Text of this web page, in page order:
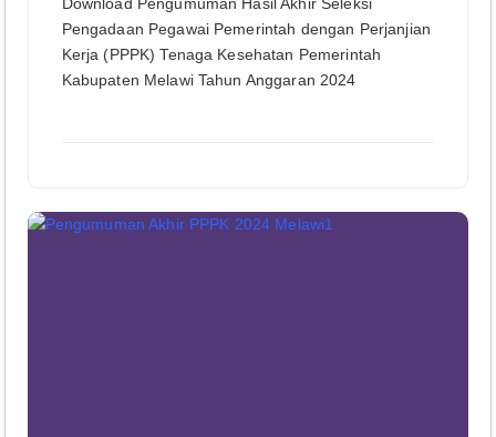
Download Pengumuman Hasil Akhir Seleksi
Pengadaan Pegawai Pemerintah dengan Perjanjian
Kerja (PPPK) Tenaga Kesehatan Pemerintah
Kabupaten Melawi Tahun Anggaran 2024